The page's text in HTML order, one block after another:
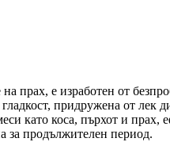
прах, е изработен от
придружена от лек
като коса, пърхот и прах,
за продължителен период.